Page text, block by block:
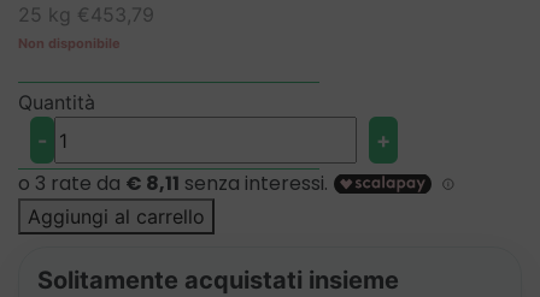
25 kg €453,79
Quantità
Liquid
Mold
5
per
- +
Aggiungi al carrello
Solitamente acquistati insieme